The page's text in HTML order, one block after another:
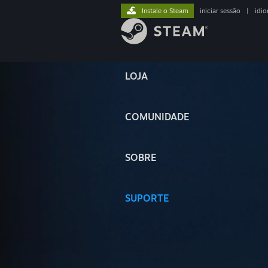
LOJA
COMUNIDADE
SOBRE
SUPORTE
Instale o Steam iniciar sessão